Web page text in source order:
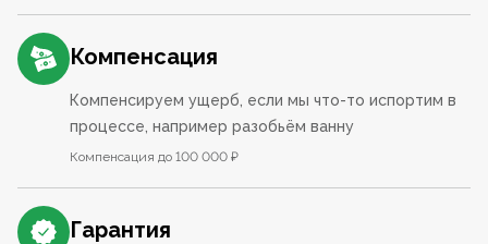
Компенсация
Компенсируем ущерб, если мы что-то испортим в
процессе, например разобьём ванну
Компенсация до 100 000 ₽
Гарантия